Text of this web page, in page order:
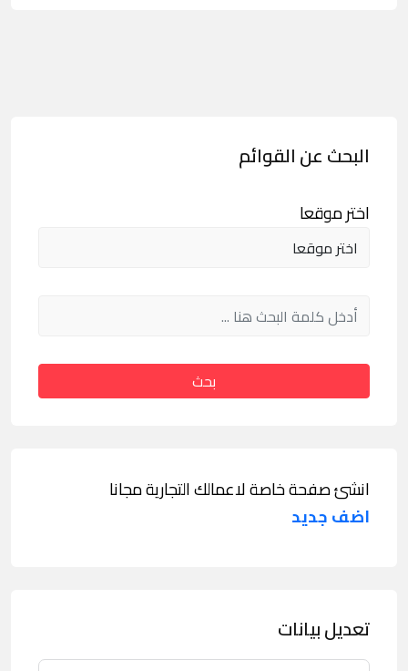
البحث عن القوائم
اختر موقعا
بحث
انشئ صفحة خاصة لاعمالك التجارية مجانا
اضف جديد
تعديل بيانات